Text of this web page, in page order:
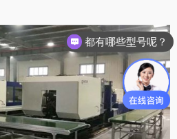
都有哪些型号呢？
可以按图加工吗？